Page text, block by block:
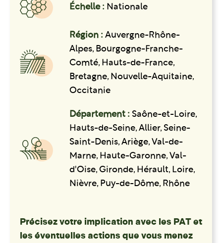
Échelle : Nationale
Région : Auvergne-Rhône-
Alpes, Bourgogne-Franche-
Comté, Hauts-de-France,
Bretagne, Nouvelle-Aquitaine,
Occitanie
Département : Saône-et-Loire,
Hauts-de-Seine, Allier, Seine-
Saint-Denis, Ariège, Val-de-
Marne, Haute-Garonne, Val-
d'Oise, Gironde, Hérault, Loire,
Nièvre, Puy-de-Dôme, Rhône
Précisez votre implication avec les PAT et
les éventuelles actions que vous menez